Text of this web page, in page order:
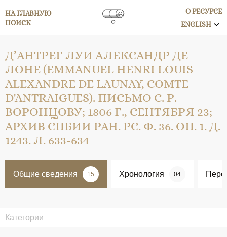
НА ГЛАВНУЮ
ПОИСК
О РЕСУРСЕ
ENGLISH
Д’АНТРЕГ ЛУИ АЛЕКСАНДР ДЕ
ЛОНЕ (EMMANUEL HENRI LOUIS
ALEXANDRE DE LAUNAY, COMTE
D'ANTRAIGUES). ПИСЬМО С. Р.
ВОРОНЦОВУ; 1806 Г., СЕНТЯБРЯ 23;
АРХИВ СПБИИ РАН. РС. Ф. 36. ОП. 1. Д.
1243. Л. 633-634
Общие сведения 15 Хронология 04
Категории